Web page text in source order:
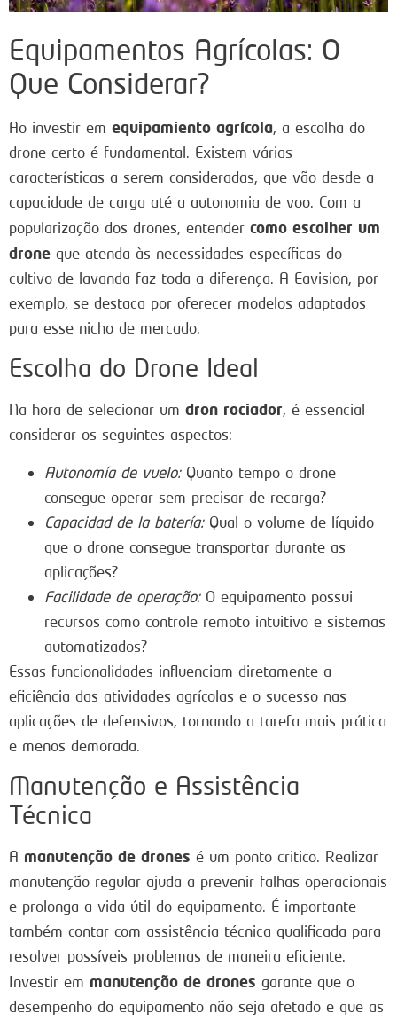
Equipamentos Agrícolas: O
Que Considerar?
Ao investir em equipamiento agrícola, a escolha do
drone certo é fundamental. Existem várias
características a serem consideradas, que vão desde a
capacidade de carga até a autonomia de voo. Com a
popularização dos drones, entender como escolher um
drone que atenda às necessidades específicas do
cultivo de lavanda faz toda a diferença. A Eavision, por
exemplo, se destaca por oferecer modelos adaptados
para esse nicho de mercado.
Escolha do Drone Ideal
Na hora de selecionar um dron rociador, é essencial
considerar os seguintes aspectos:
Autonomía de vuelo:Quanto tempo o drone
consegue operar sem precisar de recarga?
Capacidad de la batería:Qual o volume de líquido
que o drone consegue transportar durante as
aplicações?
Facilidade de operação:O equipamento possui
recursos como controle remoto intuitivo e sistemas
automatizados?
Essas funcionalidades influenciam diretamente a
eficiência das atividades agrícolas e o sucesso nas
aplicações de defensivos, tornando a tarefa mais prática
e menos demorada.
Manutenção e Assistência
Técnica
A manutenção de drones é um ponto critico. Realizar
manutenção regular ajuda a prevenir falhas operacionais
e prolonga a vida útil do equipamento. É importante
também contar com assistência técnica qualificada para
resolver possíveis problemas de maneira eficiente.
Investir em manutenção de drones garante que o
desempenho do equipamento não seja afetado e que as